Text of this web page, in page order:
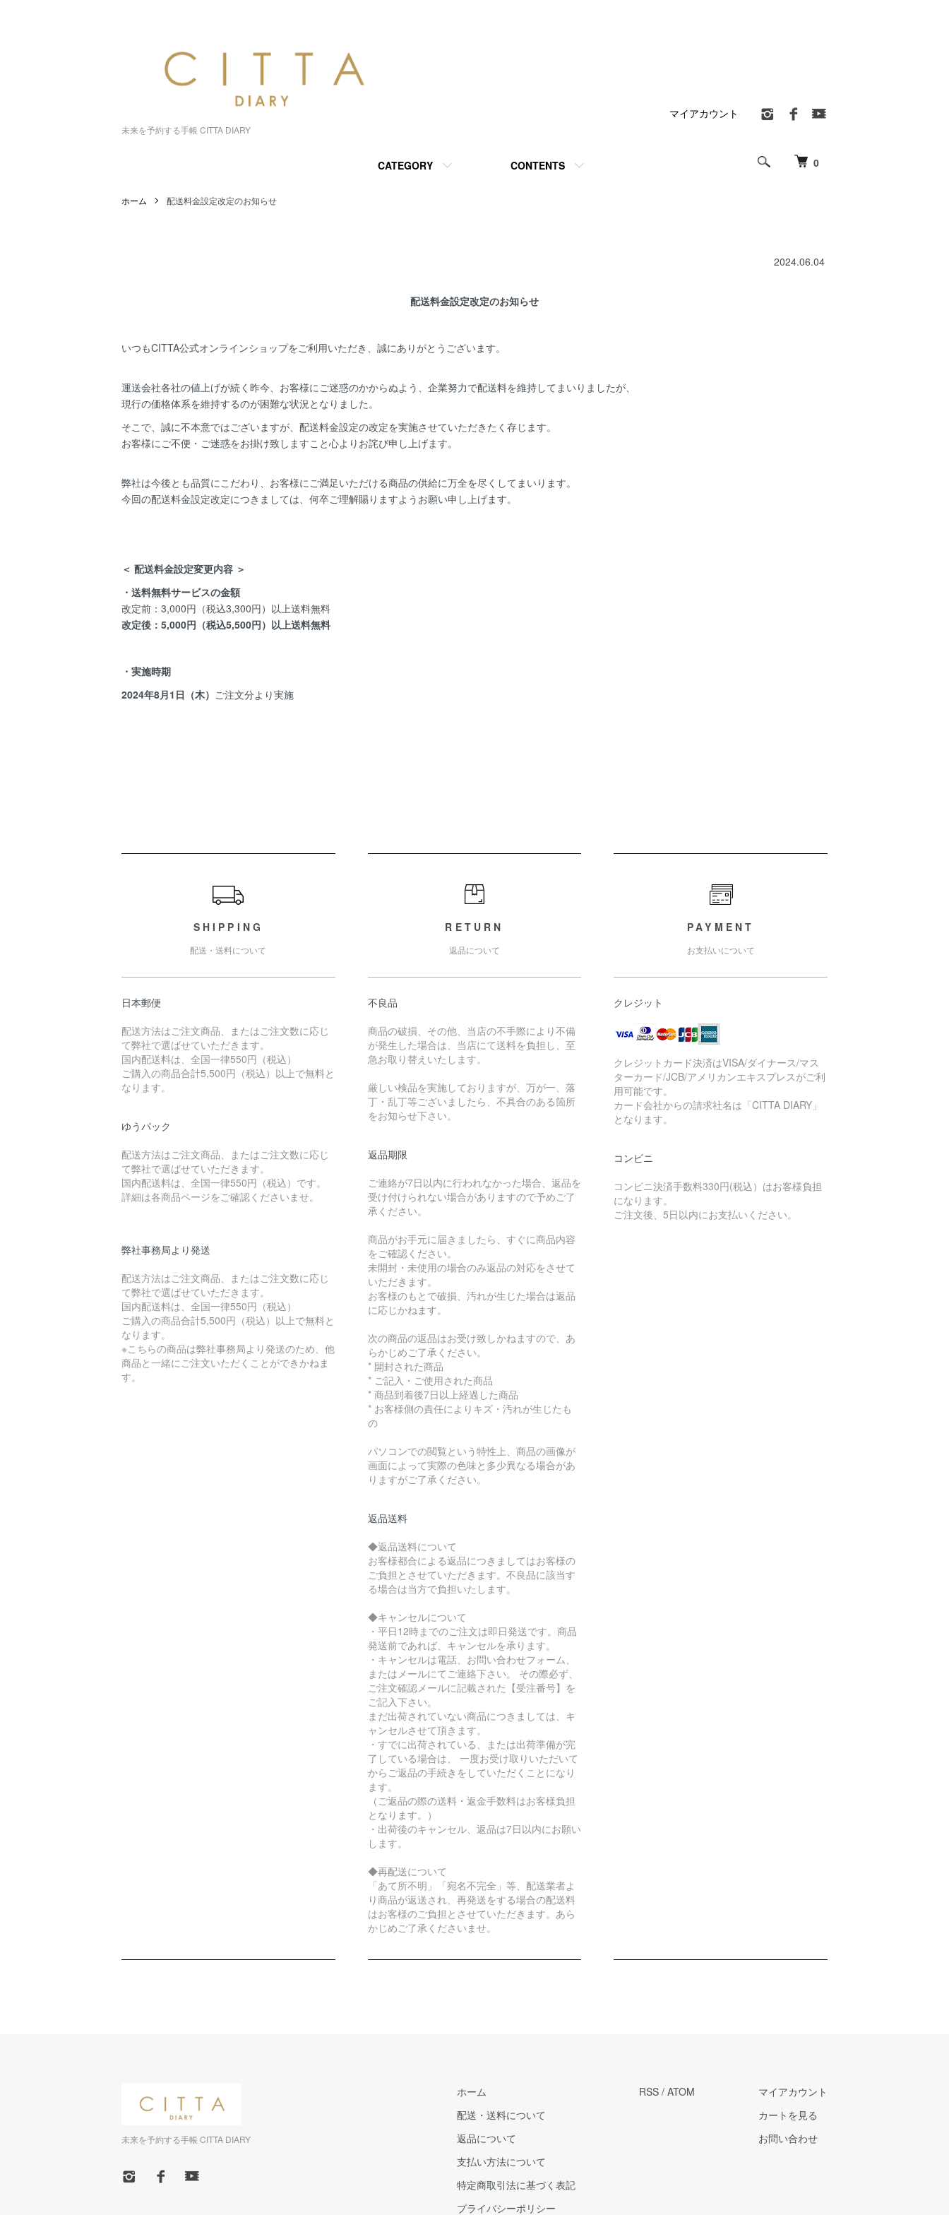
未来を予約する手帳 CITTA DIARY
0
CATEGORY CONTENTS
マイアカウント
ホーム 配送料金設定改定のお知らせ
2024.06.04
配送料金設定改定のお知らせ
いつもCITTA公式オンラインショップをご利用いただき、誠にありがとうございます。
運送会社各社の値上げが続く昨今、お客様にご迷惑のかからぬよう、企業努力で配送料を維持してまいりましたが、
現行の価格体系を維持するのが困難な状況となりました。
そこで、誠に不本意ではございますが、配送料金設定の改定を実施させていただきたく存じます。
お客様にご不便・ご迷惑をお掛け致しますこと心よりお詫び申し上げます。
弊社は今後とも品質にこだわり、お客様にご満足いただける商品の供給に万全を尽くしてまいります。
今回の配送料金設定改定につきましては、何卒ご理解賜りますようお願い申し上げます。
＜ 配送料金設定変更内容 ＞
・送料無料サービスの金額
改定前：3,000円（税込3,300円）以上送料無料
改定後：5,000円（税込5,500円）以上送料無料
・実施時期
2024年8月1日（木） ご注文分より実施
SHIPPING
配送・送料について
日本郵便
配送方法はご注文商品、またはご注文数に応じ
て弊社で選ばせていただきます。
国内配送料は、全国一律550円（税込）
ご購入の商品合計5,500円（税込）以上で無料と
なります。
ゆうパック
配送方法はご注文商品、またはご注文数に応じ
て弊社で選ばせていただきます。
国内配送料は、全国一律550円（税込）です。
詳細は各商品ページをご確認くださいませ。
弊社事務局より発送
配送方法はご注文商品、またはご注文数に応じ
て弊社で選ばせていただきます。
国内配送料は、全国一律550円（税込）
ご購入の商品合計5,500円（税込）以上で無料と
なります。
※こちらの商品は弊社事務局より発送のため、他
商品と一緒にご注文いただくことができかねま
す。
RETURN
返品について
不良品
商品の破損、その他、当店の不手際により不備
が発生した場合は、当店にて送料を負担し、至
急お取り替えいたします。
厳しい検品を実施しておりますが、万が一、落
丁・乱丁等ございましたら、不具合のある箇所
をお知らせ下さい。
返品期限
ご連絡が7日以内に行われなかった場合、返品を
受け付けられない場合がありますので予めご了
承ください。
商品がお手元に届きましたら、すぐに商品内容
をご確認ください。
未開封・未使用の場合のみ返品の対応をさせて
いただきます。
お客様のもとで破損、汚れが生じた場合は返品
に応じかねます。
次の商品の返品はお受け致しかねますので、あ
らかじめご了承ください。
* 開封された商品
* ご記入・ご使用された商品
* 商品到着後7日以上経過した商品
* お客様側の責任によりキズ・汚れが生じたも
の
パソコンでの閲覧という特性上、商品の画像が
画面によって実際の色味と多少異なる場合があ
りますがご了承ください。
返品送料
◆返品送料について
お客様都合による返品につきましてはお客様の
ご負担とさせていただきます。不良品に該当す
る場合は当方で負担いたします。
◆キャンセルについて
・平日12時までのご注文は即日発送です。商品
発送前であれば、キャンセルを承ります。
・キャンセルは電話、お問い合わせフォーム、
またはメールにてご連絡下さい。 その際必ず、
ご注文確認メールに記載された【受注番号】を
ご記入下さい。
まだ出荷されていない商品につきましては、キ
ャンセルさせて頂きます。
・すでに出荷されている、または出荷準備が完
了している場合は、 一度お受け取りいただいて
からご返品の手続きをしていただくことになり
ます。
（ご返品の際の送料・返金手数料はお客様負担
となります。）
・出荷後のキャンセル、返品は7日以内にお願い
します。
◆再配送について
「あて所不明」「宛名不完全」等、配送業者よ
り商品が返送され、再発送をする場合の配送料
はお客様のご負担とさせていただきます。あら
かじめご了承くださいませ。
PAYMENT
お支払いについて
クレジット
クレジットカード決済はVISA/ダイナース/マス
ターカード/JCB/アメリカンエキスプレスがご利
用可能です。
カード会社からの請求社名は「CITTA DIARY」
となります。
コンビニ
コンビニ決済手数料330円(税込）はお客様負担
になります。
ご注文後、5日以内にお支払いください。
未来を予約する手帳 CITTA DIARY
ホーム
配送・送料について
返品について
支払い方法について
特定商取引法に基づく表記
プライバシーポリシー
RSS / ATOM
マイアカウント
カートを見る
お問い合わせ